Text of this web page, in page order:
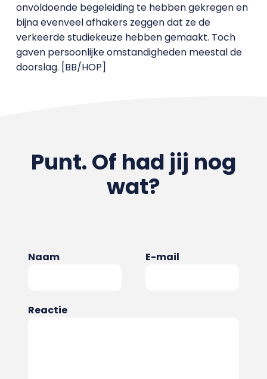
onvoldoende begeleiding te hebben gekregen en
bijna evenveel afhakers zeggen dat ze de
verkeerde studiekeuze hebben gemaakt. Toch
gaven persoonlijke omstandigheden meestal de
doorslag. [BB/HOP]
Punt. Of had jij nog
wat?
Naam E-mail
Reactie